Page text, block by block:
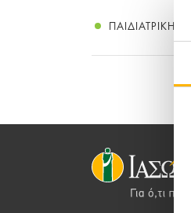
ΠΑΙΔΙΑΤΡΙΚΉ